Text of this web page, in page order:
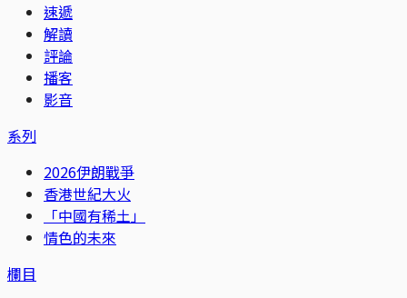
速遞
解讀
評論
播客
影音
系列
2026伊朗戰爭
香港世紀大火
「中國有稀土」
情色的未來
欄目